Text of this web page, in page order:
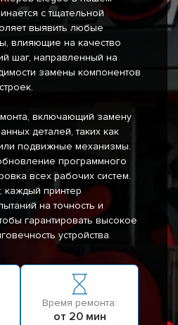
с тщательной
выявить любые
влияющие на качество
шаг, направленный на
замены компонентов
включающий замену
деталей, таких как
подвижные механизмы.
программного
всех рабочих систем.
принтер
на точность и
гарантировать высокое
устройства.
Время ремонта:
от 20 мин